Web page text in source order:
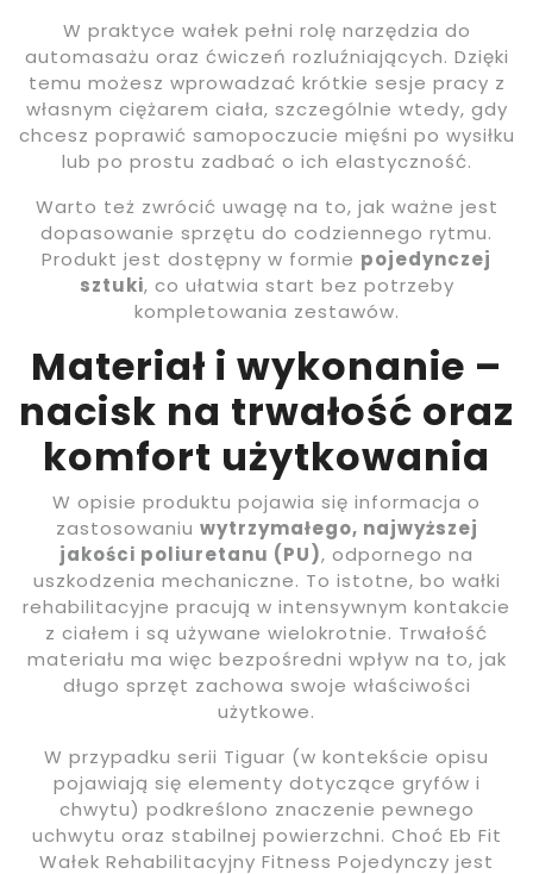
W praktyce wałek pełni rolę narzędzia do
automasażu oraz ćwiczeń rozluźniających. Dzięki
temu możesz wprowadzać krótkie sesje pracy z
własnym ciężarem ciała, szczególnie wtedy, gdy
chcesz poprawić samopoczucie mięśni po wysiłku
lub po prostu zadbać o ich elastyczność.
Warto też zwrócić uwagę na to, jak ważne jest
dopasowanie sprzętu do codziennego rytmu.
Produkt jest dostępny w formie pojedynczej
sztuki, co ułatwia start bez potrzeby
kompletowania zestawów.
Materiał i wykonanie –
nacisk na trwałość oraz
komfort użytkowania
W opisie produktu pojawia się informacja o
zastosowaniu wytrzymałego, najwyższej
jakości poliuretanu (PU), odpornego na
uszkodzenia mechaniczne. To istotne, bo wałki
rehabilitacyjne pracują w intensywnym kontakcie
z ciałem i są używane wielokrotnie. Trwałość
materiału ma więc bezpośredni wpływ na to, jak
długo sprzęt zachowa swoje właściwości
użytkowe.
W przypadku serii Tiguar (w kontekście opisu
pojawiają się elementy dotyczące gryfów i
chwytu) podkreślono znaczenie pewnego
uchwytu oraz stabilnej powierzchni. Choć Eb Fit
Wałek Rehabilitacyjny Fitness Pojedynczy jest